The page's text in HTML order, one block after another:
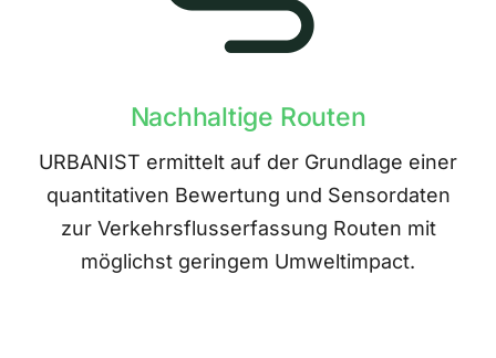
Nachhaltige Routen
URBANIST ermittelt auf der Grundlage einer
quantitativen Bewertung und Sensordaten
zur Verkehrsflusserfassung Routen mit
möglichst geringem Umweltimpact.